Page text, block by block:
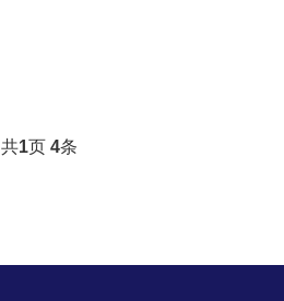
共1页 4条